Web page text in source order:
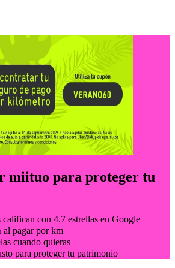
00 ó
miituo para proteger tu
con 4.7 estrellas en Google
al pagar por km
cuando quieras
para proteger tu patrimonio